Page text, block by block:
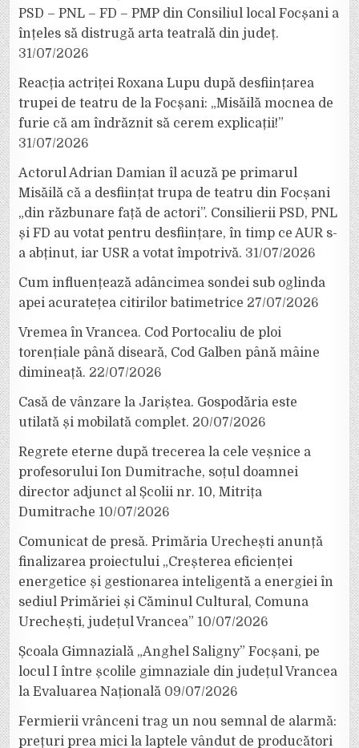
PSD – PNL – FD – PMP din Consiliul local Focșani a
înțeles să distrugă arta teatrală din județ.
31/07/2026
Reacția actriței Roxana Lupu după desființarea
trupei de teatru de la Focșani: „Misăilă mocnea de
furie că am îndrăznit să cerem explicații!”
31/07/2026
Actorul Adrian Damian îl acuză pe primarul
Misăilă că a desființat trupa de teatru din Focșani
„din răzbunare față de actori”. Consilierii PSD, PNL
și FD au votat pentru desființare, în timp ce AUR s-
a abținut, iar USR a votat împotrivă. 31/07/2026
Cum influențează adâncimea sondei sub oglinda
apei acuratețea citirilor batimetrice 27/07/2026
Vremea în Vrancea. Cod Portocaliu de ploi
torențiale până diseară, Cod Galben până mâine
dimineață. 22/07/2026
Casă de vânzare la Jariștea. Gospodăria este
utilată și mobilată complet. 20/07/2026
Regrete eterne după trecerea la cele veșnice a
profesorului Ion Dumitrache, soțul doamnei
director adjunct al Școlii nr. 10, Mitrița
Dumitrache 10/07/2026
Comunicat de presă. Primăria Urechești anunță
finalizarea proiectului „Creșterea eficienței
energetice și gestionarea inteligentă a energiei în
sediul Primăriei și Căminul Cultural, Comuna
Urechești, județul Vrancea” 10/07/2026
Școala Gimnazială „Anghel Saligny” Focșani, pe
locul I între școlile gimnaziale din județul Vrancea
la Evaluarea Națională 09/07/2026
Fermierii vrânceni trag un nou semnal de alarmă:
prețuri prea mici la laptele vândut de producători